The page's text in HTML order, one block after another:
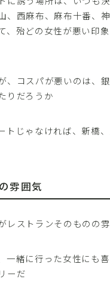
、西麻布、麻布十番、
、殆どの女性が悪い印
、コスパが悪いのは、
りだろうか
トじゃなければ、新橋
雰囲気
レストランそのものの
一緒に行った女性にも
ーだ